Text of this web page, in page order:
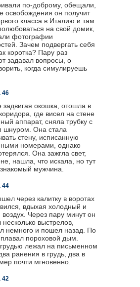
по-доброму, обещали,
освобождения он получит
класса в Италию и там
на свой домик,
фотографии
Зачем подвергать себя
коротка? Пару раз
задавал вопросы, о
когда симулируешь
46
окошка, отошла в
где висел на стене
аппарат, сняла трубку с
шнуром. Она стала
стену, исписанную
номерами, однако
Она зажгла свет,
нашла, что искала, но тут
мужчина.
44
через калитку в воротах
вдыхая холодный и
Через пару минут он
выстрелов,
немного и пошел назад. По
пороховой дым.
лежал на письменном
ранения в грудь, два в
почти мгновенно.
42